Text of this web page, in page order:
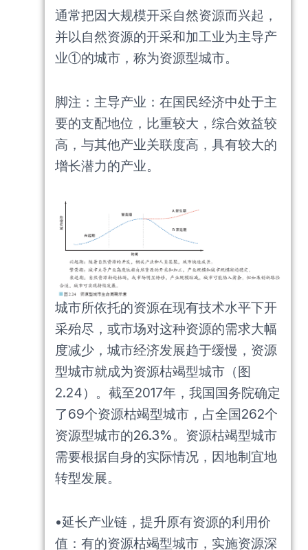
通常把因大规模开采自然资源而兴起，
并以自然资源的开采和加工业为主导产
业①的城市，称为资源型城市。
脚注：主导产业：在国民经济中处于主
要的支配地位，比重较大，综合效益较
高，与其他产业关联度高，具有较大的
增长潜力的产业。
城市所依托的资源在现有技术水平下开
采殆尽，或市场对这种资源的需求大幅
度减少，城市经济发展趋于缓慢，资源
型城市就成为资源枯竭型城市（图
2.24）。截至2017年，我国国务院确定
了69个资源枯竭型城市，占全国262个
资源型城市的26.3%。资源枯竭型城市
需要根据自身的实际情况，因地制宜地
转型发展。
•延长产业链，提升原有资源的利用价
值：有的资源枯竭型城市，实施资源深